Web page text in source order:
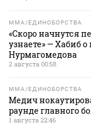
MMA/ЕДИНОБОРСТВА
«Скоро начнутся
узнаете» — Хабиб
Нурмагомедова
2 августа 00:58
MMA/ЕДИНОБОРСТВА
Медич
раунде главного
1 августа 22:46